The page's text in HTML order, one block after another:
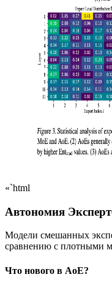
«`html
Автономия
Модели смешанных
сравнению с плотными
Что нового в AoE?